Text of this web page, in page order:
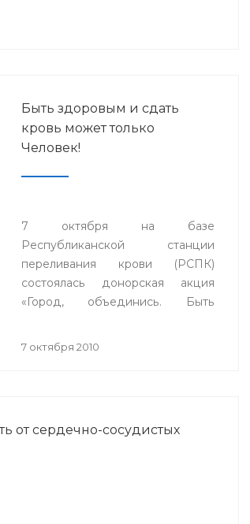
Быть здоровым и сдать
кровь может только
Человек!
7 октября на базе
Республиканской станции
переливания крови (РСПК)
состоялась донорская акция
«Город, объединись. Быть
только Человек!».
7 октября 2010
от сердечно-сосудистых